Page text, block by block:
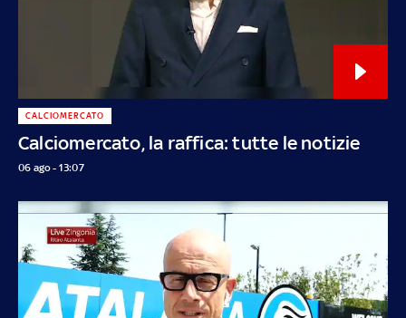
Calciomercato, la raffica: tutte le notizie
CALCIOMERCATO
06 ago - 13:07